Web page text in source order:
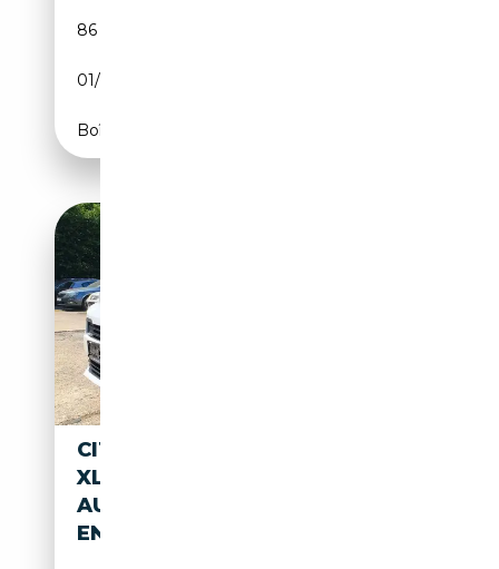
86 939 km
01/2022
Boîte automatique
CITROEN SPACETOURER PLUS
XL
AUTOMATIK*KAMERA*SCHIEN
ENSYSTEM